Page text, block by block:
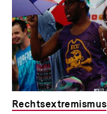
Rechtsextremismus